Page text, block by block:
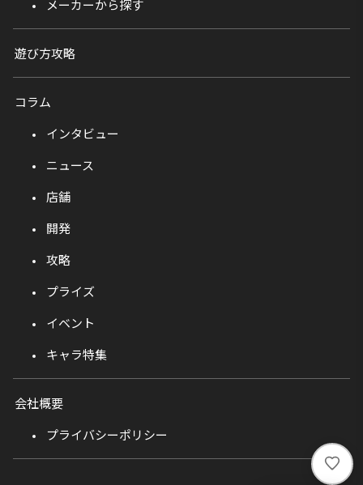
い
い
メーカーから探す
遊び方攻略
コラム
インタビュー
ニュース
店舗
開発
攻略
プライズ
イベント
キャラ特集
会社概要
プライバシーポリシー